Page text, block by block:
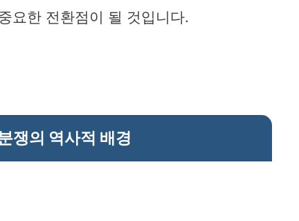
요한 전환점이 될 것입니다.
쟁의 역사적 배경